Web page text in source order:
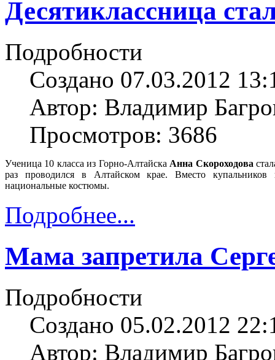
Десятиклассница
Подробности
Создано 07.03.2012
Автор: Владимир
Просмотров: 3686
Ученица 10 класса из Горно-Алтайска Анна Скороходова
раз проводился в Алтайском крае. Вместо купальников
национальные костюмы.
Подробнее...
Мама запретила
Подробности
Создано 05.02.2012
Автор: Владимир